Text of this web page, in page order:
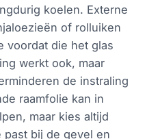
koelen. Externe
of rolluiken
voordat die het glas
werkt ook, maar
de instraling
raamfolie kan in
maar kies altijd
bij de gevel en